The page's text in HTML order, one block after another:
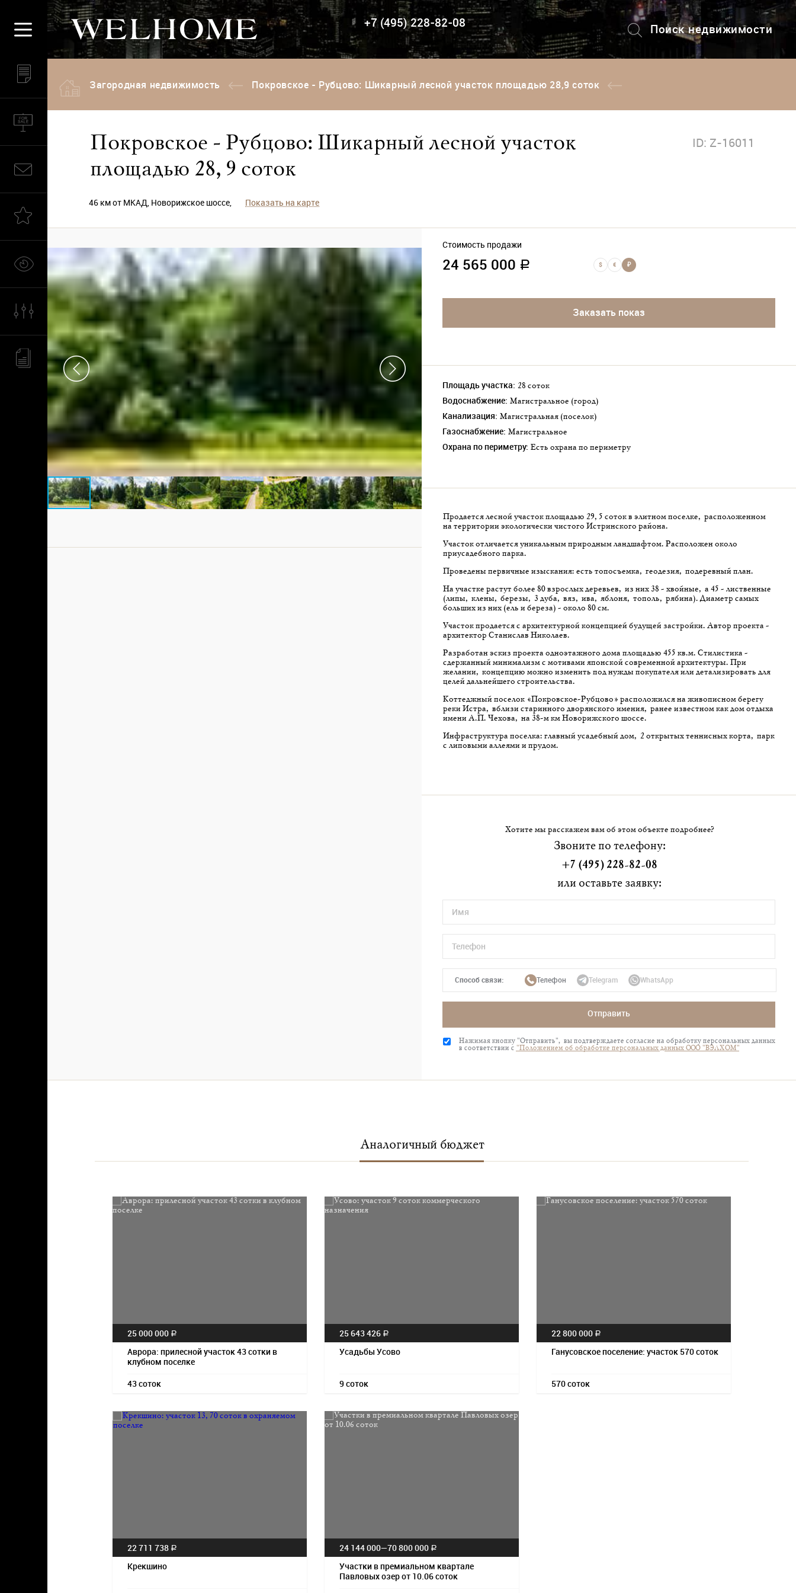
+7 (495) 228-82-08
Поиск недвижимости
+7 (495) 228-82-08
Загородная недвижимость Покровское - Рубцово: Шикарный лесной участок площадью 28,9 соток
Покровское - Рубцово: Шикарный лесной участок
площадью 28,9 соток
ID: Z-16011
46 км от МКАД, Новорижское шоссе, Показать на карте
Стоимость продажи
24 565 000 a $ € ₽
Заказать показ
Площадь участка: 28 соток
Водоснабжение: Магистральное (город)
Канализация: Магистральная (поселок)
Газоснабжение: Магистральное
Охрана по периметру: Есть охрана по периметру
Продается лесной участок площадью 29,5 соток в элитном поселке, расположенном
на территории экологически чистого Истринского района.
Участок отличается уникальным природным ландшафтом. Расположен около
приусадебного парка.
Проведены первичные изыскания: есть топосъемка, геодезия, подеревный план.
На участке растут более 80 взрослых деревьев, из них 38 - хвойные, а 45 - лиственные
(липы, клены, березы, 3 дуба, вяз, ива, яблоня, тополь, рябина). Диаметр самых
больших из них (ель и береза) - около 80 см.
Участок продается с архитектурной концепцией будущей застройки. Автор проекта -
архитектор Станислав Николаев.
Разработан эскиз проекта одноэтажного дома площадью 455 кв.м. Стилистика -
сдержанный минимализм с мотивами японской современной архитектуры. При
желании, концепцию можно изменить под нужды покупателя или детализировать для
целей дальнейшего строительства.
Коттеджный поселок «Покровское-Рубцово» расположился на живописном берегу
реки Истра, вблизи старинного дворянского имения, ранее известном как дом отдыха
имени А.П. Чехова, на 38-м км Новорижского шоссе.
Инфраструктура поселка: главный усадебный дом, 2 открытых теннисных корта, парк
с липовыми аллеями и прудом.
Хотите мы расскажем вам об этом объекте подробнее?
Звоните по телефону:
+7 (495) 228-82-08
или оставьте заявку:
Способ связи: Телефон Telegram WhatsApp
Отправить
Нажимая кнопку "Отправить", вы подтверждаете согласие на обработку персональных данных
в соответствии с "Положением об обработке персональных данных ООО "ВЭЛХОМ"
Аналогичный бюджет
25 000 000 a
Аврора: прилесной участок 43 сотки в
клубном поселке
43 соток
25 643 426 a
Усадьбы Усово
9 соток
22 800 000 a
Ганусовское поселение: участок 570 соток
570 соток
22 711 738 a
Крекшино
24 144 000—70 800 000 a
Участки в премиальном квартале
Павловых озер от 10.06 соток